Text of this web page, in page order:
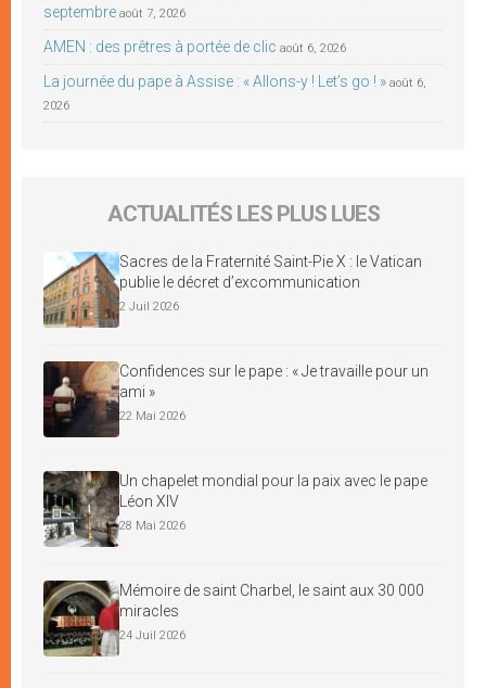
septembre août 7, 2026
AMEN : des prêtres à portée de clic août 6, 2026
La journée du pape à Assise : « Allons-y ! Let’s go ! » août 6,
2026
ACTUALITÉS LES PLUS LUES
Sacres de la Fraternité Saint-Pie X : le Vatican
publie le décret d’excommunication
2 Juil 2026
Confidences sur le pape : « Je travaille pour un
ami »
22 Mai 2026
Un chapelet mondial pour la paix avec le pape
Léon XIV
28 Mai 2026
Mémoire de saint Charbel, le saint aux 30 000
miracles
24 Juil 2026